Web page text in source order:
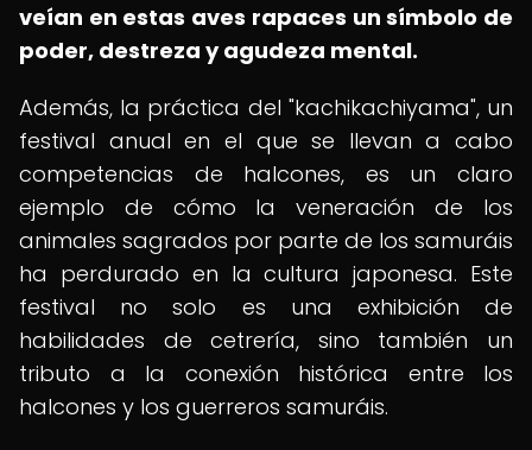
veían en estas aves rapaces un símbolo de
poder, destreza y agudeza mental.
Además, la práctica del "kachikachiyama", un
festival anual en el que se llevan a cabo
competencias de halcones, es un claro
ejemplo de cómo la veneración de los
animales sagrados por parte de los samuráis
ha perdurado en la cultura japonesa. Este
festival no solo es una exhibición de
habilidades de cetrería, sino también un
tributo a la conexión histórica entre los
halcones y los guerreros samuráis.